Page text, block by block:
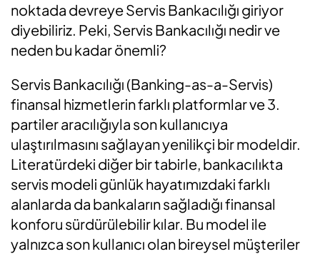
noktada devreye Servis Bankacılığı giriyor
diyebiliriz. Peki, Servis Bankacılığı nedir ve
neden bu kadar önemli?
Servis Bankacılığı (Banking-as-a-Servis)
finansal hizmetlerin farklı platformlar ve 3.
partiler aracılığıyla son kullanıcıya
ulaştırılmasını sağlayan yenilikçi bir modeldir.
Literatürdeki diğer bir tabirle, bankacılıkta
servis modeli günlük hayatımızdaki farklı
alanlarda da bankaların sağladığı finansal
konforu sürdürülebilir kılar. Bu model ile
yalnızca son kullanıcı olan bireysel müşteriler